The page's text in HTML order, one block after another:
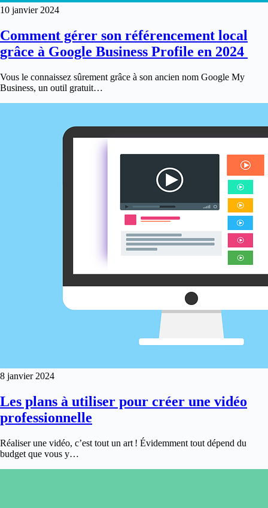
10 janvier 2024
Comment gérer son référencement local
grâce à Google Business Profile en 2024
Vous le connaissez sûrement grâce à son ancien nom Google My
Business, un outil gratuit…
8 janvier 2024
Les plans à utiliser pour créer une vidéo
professionnelle
Réaliser une vidéo, c’est tout un art ! Évidemment tout dépend du
budget que vous y…